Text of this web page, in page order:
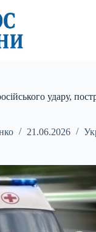
удару,
21.06.2026